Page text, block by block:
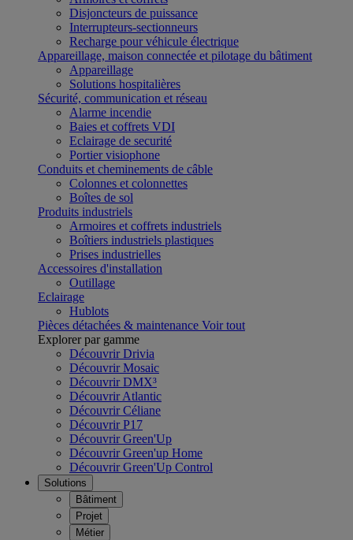
Disjoncteurs de puissance
Interrupteurs-sectionneurs
Recharge pour véhicule électrique
Appareillage, maison connectée et pilotage du bâtiment
Appareillage
Solutions hospitalières
Sécurité, communication et réseau
Alarme incendie
Baies et coffrets VDI
Eclairage de securité
Portier visiophone
Conduits et cheminements de câble
Colonnes et colonnettes
Boîtes de sol
Produits industriels
Armoires et coffrets industriels
Boîtiers industriels plastiques
Prises industrielles
Accessoires d'installation
Outillage
Eclairage
Hublots
Pièces détachées & maintenance Voir tout
Explorer par gamme
Découvrir Drivia
Découvrir Mosaic
Découvrir DMX³
Découvrir Atlantic
Découvrir Céliane
Découvrir P17
Découvrir Green'Up
Découvrir Green'up Home
Découvrir Green'Up Control
Solutions
Bâtiment
Projet
Métier